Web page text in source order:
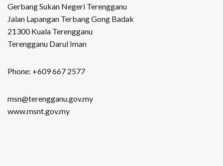
Gerbang Sukan Negeri Terengganu
Jalan Lapangan Terbang Gong Badak
21300 Kuala Terengganu
Terengganu Darul Iman
Phone: +609 667 2577
msn@terengganu.gov.my
www.msnt.gov.my